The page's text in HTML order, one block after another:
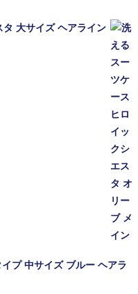
大サイズ ヘアライン
プ 中サイズ ブルー ヘアラ